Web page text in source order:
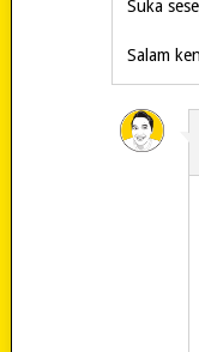
Suka
Salam